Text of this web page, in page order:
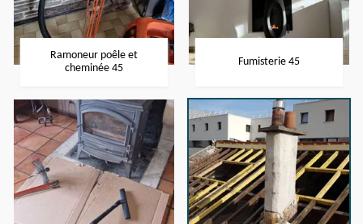
Ramoneur poêle et
cheminée 45
Fumisterie 45